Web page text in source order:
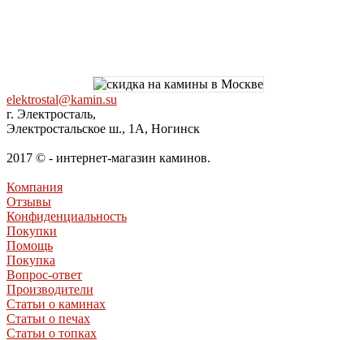
elektrostal@kamin.su
г. Электросталь,
Электростальское ш., 1А, Ногинск
2017 © - интернет-магазин каминов.
Компания
Отзывы
Конфиденциальность
Покупки
Помощь
Покупка
Вопрос-ответ
Производители
Статьи о каминах
Статьи о печах
Статьи о топках